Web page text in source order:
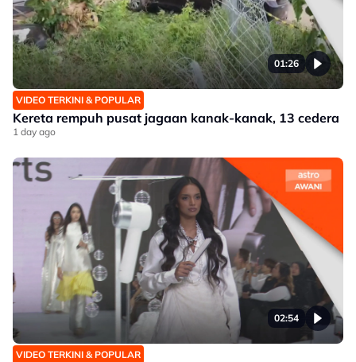
01:26
VIDEO TERKINI & POPULAR
Kereta rempuh pusat jagaan kanak-kanak, 13 cedera
1 day ago
02:54
VIDEO TERKINI & POPULAR